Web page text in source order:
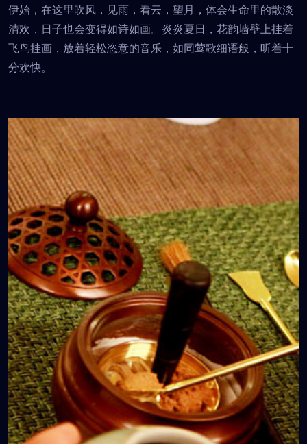
伊始，在这里吹风，见雨，看云，望月，体会生命里的散淡
清欢，日子也会变得如诗如画。炎炎夏日，花韵墙壁上挂着
飞鸟挂画，放着轻松恣意的音乐，如同莺歌细语般，听着十
分欢快。